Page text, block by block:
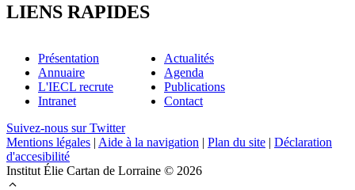
LIENS RAPIDES
Présentation
Annuaire
L'IECL recrute
Intranet
Actualités
Agenda
Publications
Contact
Suivez-nous sur Twitter
Mentions légales | Aide à la navigation | Plan du site | Déclaration
d'accesibilité
Institut Élie Cartan de Lorraine © 2026